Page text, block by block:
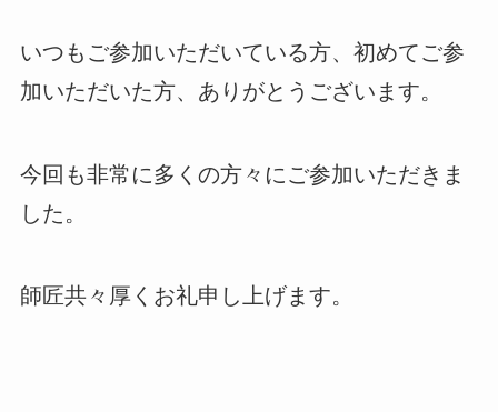
いつもご参加いただいている方、初めてご参
加いただいた方、ありがとうございます。
今回も非常に多くの方々にご参加いただきま
した。
師匠共々厚くお礼申し上げます。